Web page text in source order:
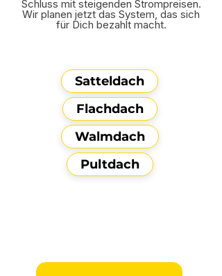
Schluss mit steigenden Strompreisen.
Wir planen jetzt das System, das sich
für Dich bezahlt macht.
Satteldach
Flachdach
Walmdach
Pultdach